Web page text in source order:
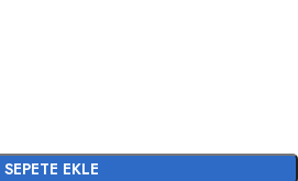
SEPETE EKLE